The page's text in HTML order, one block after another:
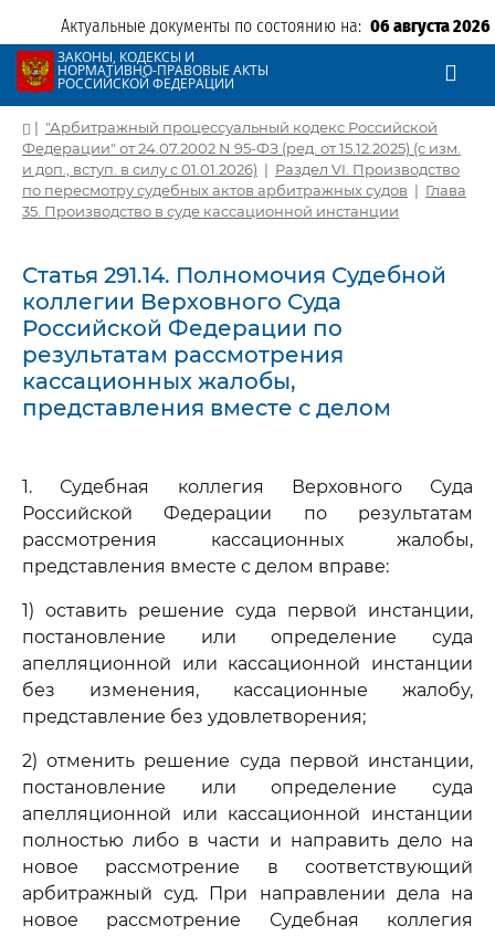
Актуальные документы по состоянию на: 06 августа 2026
ЗАКОНЫ, КОДЕКСЫ И
НОРМАТИВНО-ПРАВОВЫЕ АКТЫ
РОССИЙСКОЙ ФЕДЕРАЦИИ
| "Арбитражный процессуальный кодекс Российской
Федерации" от 24.07.2002 N 95-ФЗ (ред. от 15.12.2025) (с изм.
и доп., вступ. в силу с 01.01.2026) | Раздел VI. Производство
по пересмотру судебных актов арбитражных судов | Глава
35. Производство в суде кассационной инстанции
Статья 291.14. Полномочия Судебной
коллегии Верховного Суда
Российской Федерации по
результатам рассмотрения
кассационных жалобы,
представления вместе с делом
1. Судебная коллегия Верховного Суда
Российской Федерации по результатам
рассмотрения кассационных жалобы,
представления вместе с делом вправе:
1) оставить решение суда первой инстанции,
постановление или определение суда
апелляционной или кассационной инстанции
без изменения, кассационные жалобу,
представление без удовлетворения;
2) отменить решение суда первой инстанции,
постановление или определение суда
апелляционной или кассационной инстанции
полностью либо в части и направить дело на
новое рассмотрение в соответствующий
арбитражный суд. При направлении дела на
новое рассмотрение Судебная коллегия